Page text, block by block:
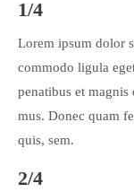
1/4
Lorem ipsum dolor
commodo ligula
penatibus et
mus. Donec quam
quis, sem.
2/4